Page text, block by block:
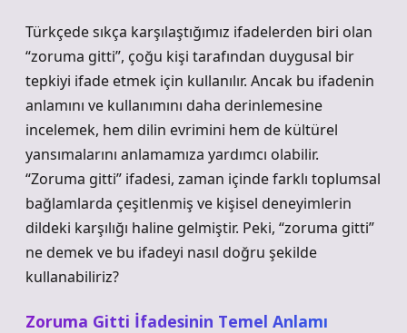
Türkçede sıkça karşılaştığımız ifadelerden biri olan
“zoruma gitti”, çoğu kişi tarafından duygusal bir
tepkiyi ifade etmek için kullanılır. Ancak bu ifadenin
anlamını ve kullanımını daha derinlemesine
incelemek, hem dilin evrimini hem de kültürel
yansımalarını anlamamıza yardımcı olabilir.
“Zoruma gitti” ifadesi, zaman içinde farklı toplumsal
bağlamlarda çeşitlenmiş ve kişisel deneyimlerin
dildeki karşılığı haline gelmiştir. Peki, “zoruma gitti”
ne demek ve bu ifadeyi nasıl doğru şekilde
kullanabiliriz?
Zoruma Gitti İfadesinin Temel Anlamı